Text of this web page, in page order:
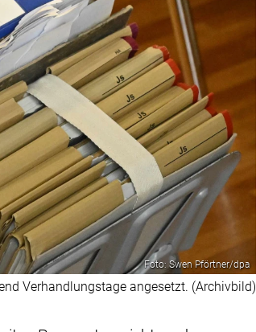
Foto: Swen Pförtner/dpa
Verhandlungstage angesetzt. (Archivbild)